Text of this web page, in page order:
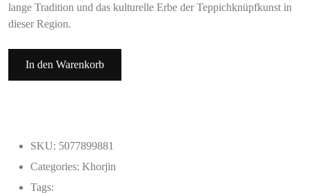
lange Tradition und das kulturelle Erbe der Teppichknüpfkunst in
dieser Region.
In den Warenkorb
SKU: 5077899881
Categories: Khorjin
Tags: